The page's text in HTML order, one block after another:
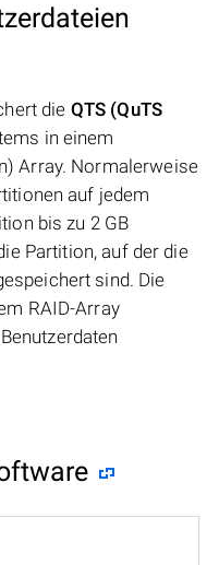
die QTS (QuTS
in einem
Array. Normalerweise
auf jedem
bis zu 2 GB
Partition, auf der die
sind. Die
RAID-Array